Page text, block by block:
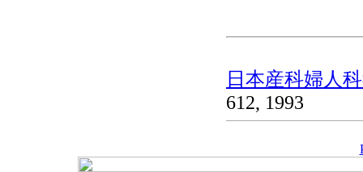
日本産科婦人
612, 1993